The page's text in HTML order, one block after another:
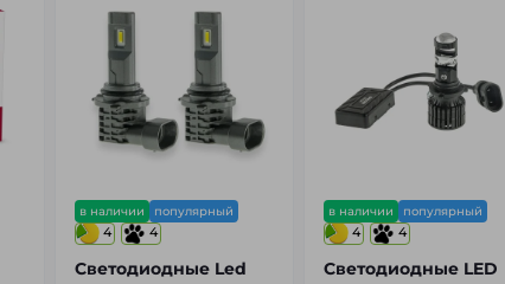
в наличии популярный
4 4
Светодиодные Led
в наличии популярный
4 4
Светодиодные LED